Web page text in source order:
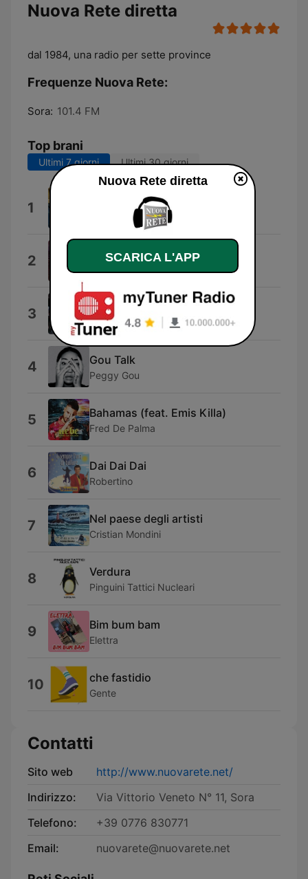
Nuova Rete diretta
dal 1984, una radio per sette province
Frequenze Nuova Rete:
Sora: 101.4 FM
Top brani
Ultimi 7 giorni Ultimi 30 giorni
1 Gabry Ponte
2 Pa Dentro
Ana Mena
3 Mauvais Djo #1
DJO
4 Gou Talk
Peggy Gou
5 Bahamas (feat. Emis Killa)
Fred De Palma
6 Dai Dai Dai
Robertino
7 Nel paese degli artisti
Cristian Mondini
8 Verdura
Pinguini Tattici Nucleari
9 Bim bum bam
Elettra
10 che fastidio
Gente
Contatti
Sito web
http://www.nuovarete.net/
Indirizzo:
Via Vittorio Veneto N° 11, Sora
Telefono:
+39 0776 830771
Email:
nuovarete@nuovarete.net
Nuova Rete diretta
SCARICA L'APP